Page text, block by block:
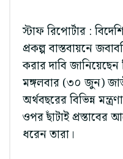
স্টাফ রিপোর্টার :
প্রকল্প বাস্তবায়নে
করার দাবি
মঙ্গলবার (৩০ জুন)
অর্থবছরের বিভিন্ন
ওপর ছাঁটাই
ধরেন তারা।